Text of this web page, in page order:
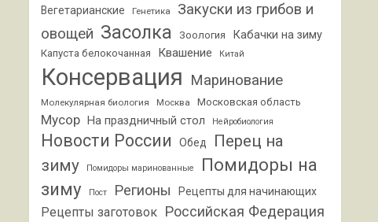
Вегетарианские Генетика
Закуски из грибов и
овощей Засолка Зоология Кабачки на зиму
Капуста белокочанная Квашение Китай
Консервация Маринование
Молекулярная биология Москва Московская область
Мусор На праздничный стол Нейробиология
Новости России Обед
Перец на
зиму
Помидоры маринованные
Помидоры на
зиму
Пост Регионы Рецепты для начинающих
Рецепты заготовок Российская Федерация